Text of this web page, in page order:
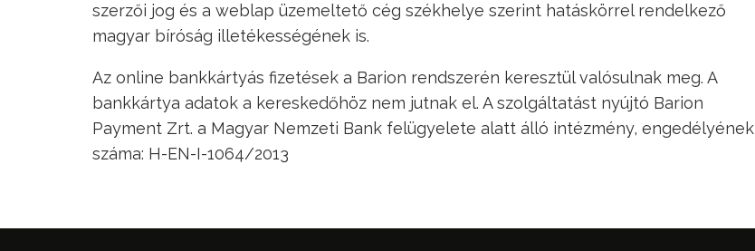
szerzői jog és a weblap üzemeltető cég székhelye szerint hatáskörrel rendelkező
magyar bíróság illetékességének is.
Az online bankkártyás fizetések a Barion rendszerén keresztül valósulnak meg. A
bankkártya adatok a kereskedőhöz nem jutnak el. A szolgáltatást nyújtó Barion
Payment Zrt. a Magyar Nemzeti Bank felügyelete alatt álló intézmény, engedélyének
száma: H-EN-I-1064/2013